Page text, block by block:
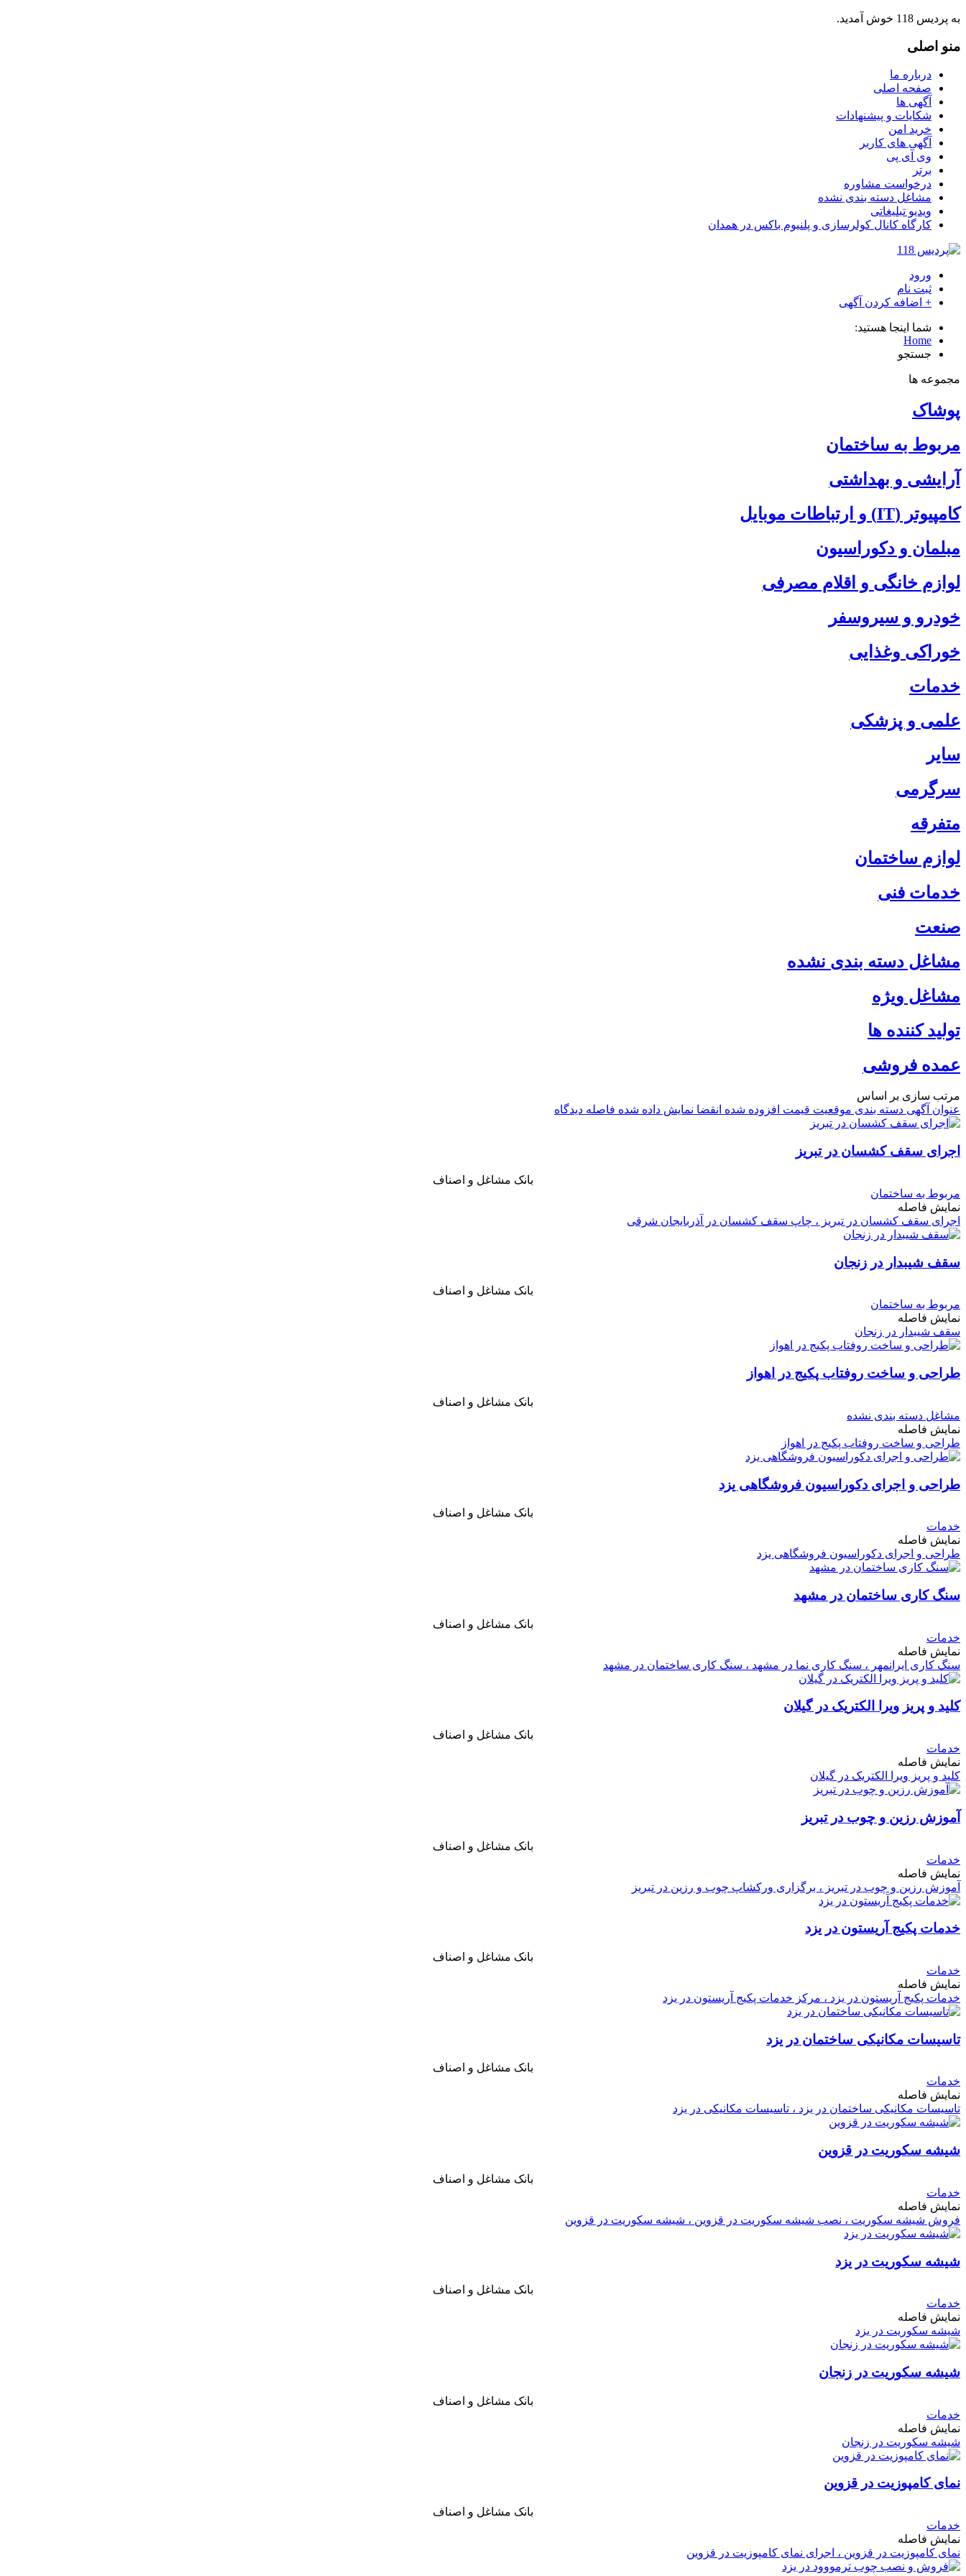
به پردیس 118 خوش آمدید.
منو اصلی
درباره ما
صفحه اصلی
آگهی ها
شکایات و پیشنهادات
خرید امن
آگهی های کاربر
وی آی پی
برتر
درخواست مشاوره
مشاغل دسته بندی نشده
ویدیو تبلیغاتی
کارگاه کانال کولرسازی و پلنیوم باکس در همدان
ورود
ثبت نام
+ اضافه کردن آگهی
شما اینجا هستید:
Home
جستجو
مجموعه ها
پوشاک
مربوط به ساختمان
آرایشی و بهداشتی
کامپیوتر (IT) و ارتباطات موبایل
مبلمان و دکوراسیون
لوازم خانگی و اقلام مصرفی
خودرو و سیروسفر
خوراکی وغذایی
خدمات
علمی و پزشکی
سایر
سرگرمی
متفرقه
لوازم ساختمان
خدمات فنی
صنعت
مشاغل دسته بندی نشده
مشاغل ویژه
تولید کننده ها
عمده فروشی
مرتب سازی بر اساس
عنوان آگهی دسته بندی موقعیت قیمت افزوده شده انقضا نمایش داده شده فاصله دیدگاه
اجرای سقف کشسان در تبریز
بانک مشاغل و اصناف
مربوط به ساختمان
نمایش فاصله
اجرای سقف کشسان در تبریز ، چاپ سقف کشسان در آذربایجان شرقی
سقف شیبدار در زنجان
بانک مشاغل و اصناف
مربوط به ساختمان
نمایش فاصله
سقف شیبدار در زنجان
طراحی و ساخت روفتاب پکیج در اهواز
بانک مشاغل و اصناف
مشاغل دسته بندی نشده
نمایش فاصله
طراحی و ساخت روفتاب پکیج در اهواز
طراحی و اجرای دکوراسیون فروشگاهی یزد
بانک مشاغل و اصناف
خدمات
نمایش فاصله
طراحی و اجرای دکوراسیون فروشگاهی یزد
سنگ کاری ساختمان در مشهد
بانک مشاغل و اصناف
خدمات
نمایش فاصله
سنگ کاری ایرانمهر ، سنگ کاری نما در مشهد ، سنگ کاری ساختمان در مشهد
کلید و پریز ویرا الکتریک در گیلان
بانک مشاغل و اصناف
خدمات
نمایش فاصله
کلید و پریز ویرا الکتریک در گیلان
آموزش رزین و چوب در تبریز
بانک مشاغل و اصناف
خدمات
نمایش فاصله
آموزش رزین و چوب در تبریز ، برگزاری ورکشاپ چوب و رزین در تبریز
خدمات پکیج آریستون در یزد
بانک مشاغل و اصناف
خدمات
نمایش فاصله
خدمات پکیج آریستون در یزد ، مرکز خدمات پکیج آریستون در یزد
تاسیسات مکانیکی ساختمان در یزد
بانک مشاغل و اصناف
خدمات
نمایش فاصله
تاسیسات مکانیکی ساختمان در یزد ، تاسیسات مکانیکی در یزد
شیشه سکوریت در قزوین
بانک مشاغل و اصناف
خدمات
نمایش فاصله
فروش شیشه سکوریت ، نصب شیشه سکوریت در قزوین ، شیشه سکوریت در قزوین
شیشه سکوریت در یزد
بانک مشاغل و اصناف
خدمات
نمایش فاصله
شیشه سکوریت در یزد
شیشه سکوریت در زنجان
بانک مشاغل و اصناف
خدمات
نمایش فاصله
شیشه سکوریت در زنجان
نمای کامپوزیت در قزوین
بانک مشاغل و اصناف
خدمات
نمایش فاصله
نمای کامپوزیت در قزوین ، اجرای نمای کامپوزیت در قزوین